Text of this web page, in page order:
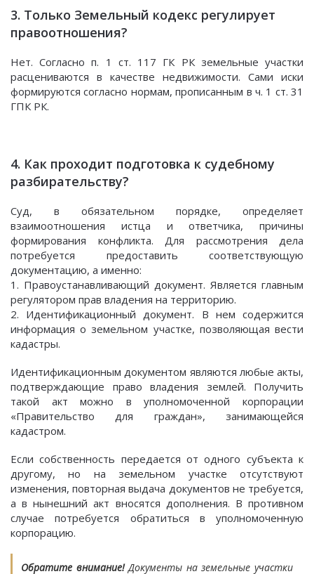
3. Только Земельный кодекс регулирует
правоотношения?
Нет. Согласно п. 1 ст. 117 ГК РК земельные участки
расцениваются в качестве недвижимости. Сами иски
формируются согласно нормам, прописанным в ч. 1 ст. 31
ГПК РК.
4. Как проходит подготовка к судебному
разбирательству?
Суд, в обязательном порядке, определяет
взаимоотношения истца и ответчика, причины
формирования конфликта. Для рассмотрения дела
потребуется предоставить соответствующую
документацию, а именно:
1. Правоустанавливающий документ. Является главным
регулятором прав владения на территорию.
2. Идентификационный документ. В нем содержится
информация о земельном участке, позволяющая вести
кадастры.
Идентификационным документом являются любые акты,
подтверждающие право владения землей. Получить
такой акт можно в уполномоченной корпорации
«Правительство для граждан», занимающейся
кадастром.
Если собственность передается от одного субъекта к
другому, но на земельном участке отсутствуют
изменения, повторная выдача документов не требуется,
а в нынешний акт вносятся дополнения. В противном
случае потребуется обратиться в уполномоченную
корпорацию.
Обратите внимание!Документы на земельные участки